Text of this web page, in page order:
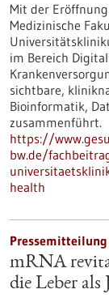
Mit der
Medizinische
im Bereich
sichtbare,
Bioinformatik,
zusammenführt.
https://
bw.de/
health
Pressemitteilung
mRNA
die Leber